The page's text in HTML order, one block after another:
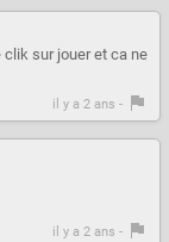
clik sur jouer et ca ne
il y a 2 ans -
il y a 2 ans -